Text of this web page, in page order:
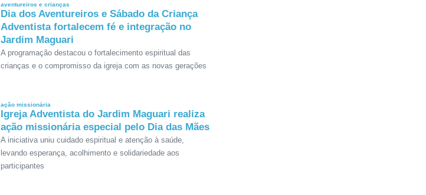
aventureiros e crianças
Dia dos Aventureiros e Sábado da Criança
Adventista fortalecem fé e integração no
Jardim Maguari
A programação destacou o fortalecimento espiritual das
crianças e o compromisso da igreja com as novas gerações
ação missionária
Igreja Adventista do Jardim Maguari realiza
ação missionária especial pelo Dia das Mães
A iniciativa uniu cuidado espiritual e atenção à saúde,
levando esperança, acolhimento e solidariedade aos
participantes